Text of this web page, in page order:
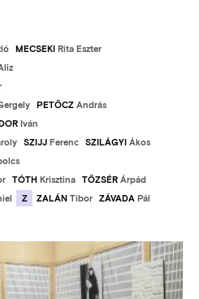
MECSEKI Rita Eszter
PETŐCZ András
Iván
SZIJJ Ferenc SZILÁGYI Ákos
TÓTH Krisztina TŐZSÉR Árpád
Z ZALÁN Tibor ZÁVADA Pál